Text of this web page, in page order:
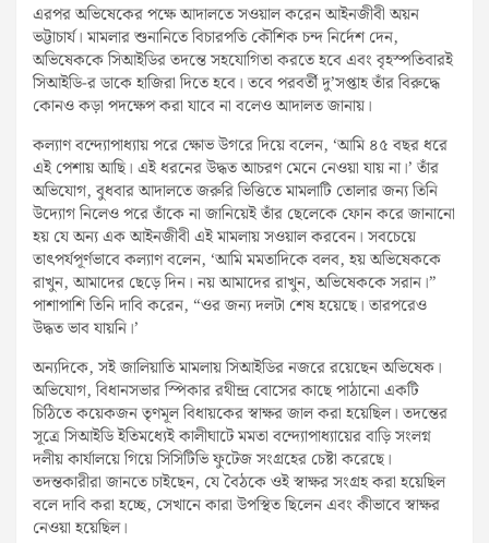
এরপর অভিষেকের পক্ষে আদালতে সওয়াল করেন আইনজীবী অয়ন
ভট্টাচার্য। মামলার শুনানিতে বিচারপতি কৌশিক চন্দ নির্দেশ দেন,
অভিষেককে সিআইডির তদন্তে সহযোগিতা করতে হবে এবং বৃহস্পতিবারই
সিআইডি-র ডাকে হাজিরা দিতে হবে। তবে পরবর্তী দু’সপ্তাহ তাঁর বিরুদ্ধে
কোনও কড়া পদক্ষেপ করা যাবে না বলেও আদালত জানায়।
কল্যাণ বন্দ্যোপাধ্যায় পরে ক্ষোভ উগরে দিয়ে বলেন, ‘আমি ৪৫ বছর ধরে
এই পেশায় আছি। এই ধরনের উদ্ধত আচরণ মেনে নেওয়া যায় না।’ তাঁর
অভিযোগ, বুধবার আদালতে জরুরি ভিত্তিতে মামলাটি তোলার জন্য তিনি
উদ্যোগ নিলেও পরে তাঁকে না জানিয়েই তাঁর ছেলেকে ফোন করে জানানো
হয় যে অন্য এক আইনজীবী এই মামলায় সওয়াল করবেন। সবচেয়ে
তাৎপর্যপূর্ণভাবে কল্যাণ বলেন, ‘আমি মমতাদিকে বলব, হয় অভিষেককে
রাখুন, আমাদের ছেড়ে দিন। নয় আমাদের রাখুন, অভিষেককে সরান।”
পাশাপাশি তিনি দাবি করেন, “ওর জন্য দলটা শেষ হয়েছে। তারপরেও
উদ্ধত ভাব যায়নি।’
অন্যদিকে, সই জালিয়াতি মামলায় সিআইডির নজরে রয়েছেন অভিষেক।
অভিযোগ, বিধানসভার স্পিকার রথীন্দ্র বোসের কাছে পাঠানো একটি
চিঠিতে কয়েকজন তৃণমূল বিধায়কের স্বাক্ষর জাল করা হয়েছিল। তদন্তের
সূত্রে সিআইডি ইতিমধ্যেই কালীঘাটে মমতা বন্দ্যোপাধ্যায়ের বাড়ি সংলগ্ন
দলীয় কার্যালয়ে গিয়ে সিসিটিভি ফুটেজ সংগ্রহের চেষ্টা করেছে।
তদন্তকারীরা জানতে চাইছেন, যে বৈঠকে ওই স্বাক্ষর সংগ্রহ করা হয়েছিল
বলে দাবি করা হচ্ছে, সেখানে কারা উপস্থিত ছিলেন এবং কীভাবে স্বাক্ষর
নেওয়া হয়েছিল।